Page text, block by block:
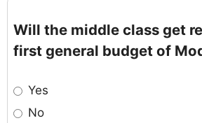
Will the middle class get
first general budget of
Yes
No